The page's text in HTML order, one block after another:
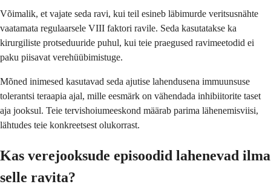
Võimalik, et vajate seda ravi, kui teil esineb läbimurde veritsusnähte
vaatamata regulaarsele VIII faktori ravile. Seda kasutatakse ka
kirurgiliste protseduuride puhul, kui teie praegused ravimeetodid ei
paku piisavat verehüübimistuge.
Mõned inimesed kasutavad seda ajutise lahendusena immuunsuse
tolerantsi teraapia ajal, mille eesmärk on vähendada inhibiitorite taset
aja jooksul. Teie tervishoiumeeskond määrab parima lähenemisviisi,
lähtudes teie konkreetsest olukorrast.
Kas verejooksude episoodid lahenevad ilma
selle ravita?